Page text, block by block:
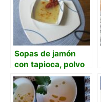
Sopas de jamón
con tapioca, polvo
de jamón y
crujiente